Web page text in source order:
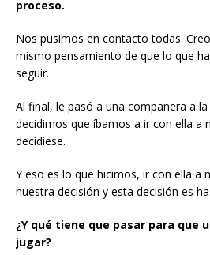
proceso.
Nos pusimos en contacto todas.
mismo pensamiento de que lo que
seguir.
Al final, le pasó a una compañera a
decidimos que íbamos a ir con ella a
decidiese.
Y eso es lo que hicimos, ir con ella a
nuestra decisión y esta decisión es
¿Y qué tiene que pasar para que
jugar?